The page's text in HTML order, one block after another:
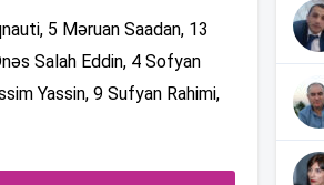
5 Məruan Saadan, 13
Salah Eddin, 4 Sofyan
Yassin, 9 Sufyan Rahimi,